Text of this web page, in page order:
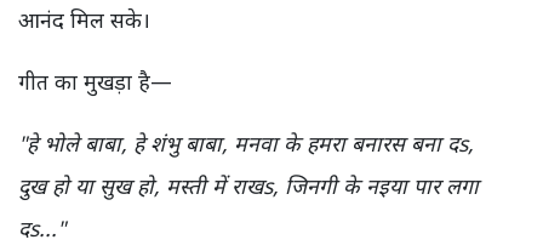
आनंद मिल सके।
गीत का मुखड़ा है—
"हे भोले बाबा, हे शंभु बाबा, मनवा के हमरा बनारस बना दs,
दुख हो या सुख हो, मस्ती में राखs, जिनगी के नइया पार लगा
दs..."